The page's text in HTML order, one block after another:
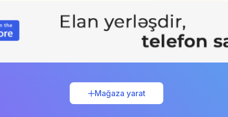
Mağaza yarat